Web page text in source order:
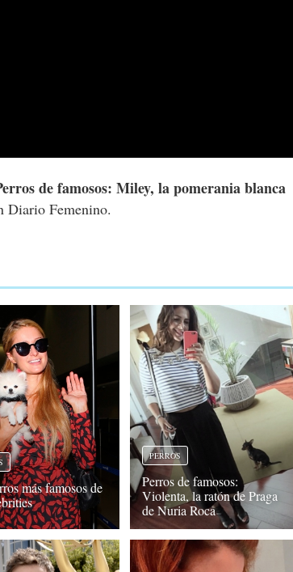
de famosos: Miley, la pomerania blanca
Diario Femenino.
más famosos de
PERROS
Perros de famosos:
Violenta, la ratón de Praga
de Nuria Roca